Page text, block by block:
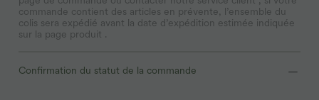
commande contient des articles en prévente, l’ensemble du
colis sera expédié avant la date d’expédition estimée indiquée
sur la page produit .
Confirmation du statut de la commande